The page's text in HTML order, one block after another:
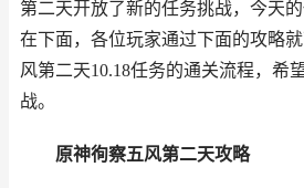
第二天开放了新的任务挑战，今天
在下面，各位玩家通过下面的攻略
风第二天10.18任务的通关流程，希
战。
原神徇察五风第二天攻略